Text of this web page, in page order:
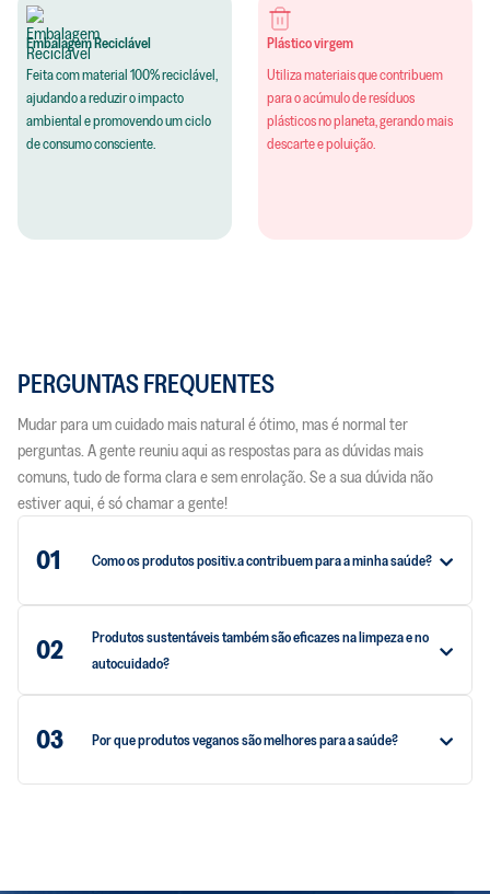
Embalagem Reciclável
Feita com material 100% reciclável,
ajudando a reduzir o impacto
ambiental e promovendo um ciclo
de consumo consciente.
Plástico virgem
Utiliza materiais que contribuem
para o acúmulo de resíduos
plásticos no planeta, gerando mais
descarte e poluição.
PERGUNTAS FREQUENTES
Mudar para um cuidado mais natural é ótimo, mas é normal ter
perguntas. A gente reuniu aqui as respostas para as dúvidas mais
comuns, tudo de forma clara e sem enrolação. Se a sua dúvida não
estiver aqui, é só chamar a gente!
01 Como os produtos positiv.a contribuem para a minha saúde?
02
Produtos sustentáveis também são eficazes na limpeza e no
autocuidado?
03 Por que produtos veganos são melhores para a saúde?​